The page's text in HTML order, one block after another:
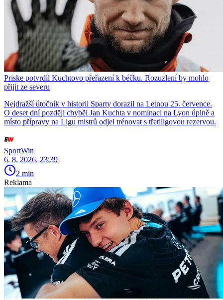
Priske potvrdil Kuchtovo přeřazení k béčku. Rozuzlení by mohlo
přijít ze severu
Nejdražší útočník v historii Sparty dorazil na Letnou 25. července.
O deset dní později chyběl Jan Kuchta v nominaci na Lyon úplně a
místo přípravy na Ligu mistrů odjel trénovat s třetiligovou rezervou.
SportWin
6. 8. 2026, 23:39
2 min
Reklama